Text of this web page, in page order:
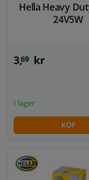
Hella Heavy
24V5W
3,69 kr
I lager
KÖP